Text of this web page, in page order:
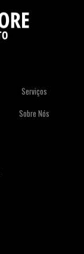
Serviços
Sobre Nós